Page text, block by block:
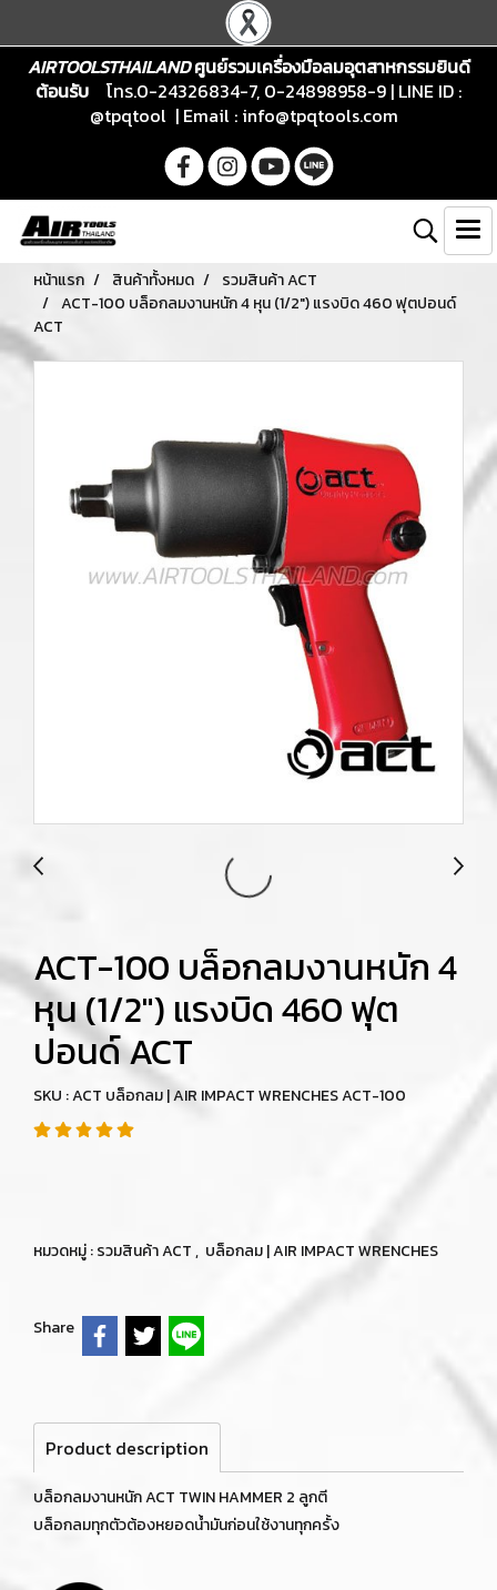
AIRTOOLSTHAILANDศูนย์รวมเครื่องมือลมอุตสาหกรรมยินดี
ต้อนรับ
โทร.0-24326834-7, 0-24898958-9 | LINE ID :
@tpqtool | Email : info@tpqtools.com
หน้าแรก สินค้าทั้งหมด
รวมสินค้า ACT
ACT-100 บล็อกลมงานหนัก 4 หุน (1/2") แรงบิด 460 ฟุตปอนด์
ACT
ACT-100 บล็อกลมงานหนัก 4
หุน (1/2") แรงบิด 460 ฟุต
ปอนด์ ACT
SKU : ACT บล็อกลม | AIR IMPACT WRENCHES ACT-100
หมวดหมู่ :รวมสินค้า ACT, บล็อกลม | AIR IMPACT WRENCHES
Share
Product description
บล็อกลมงานหนัก ACT TWIN HAMMER 2 ลูกตี
บล็อกลมทุกตัวต้องหยอดน้ำมันก่อนใช้งานทุกครั้ง